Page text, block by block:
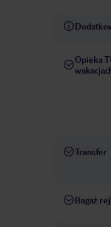
Opieka
Transfer
Bagaż